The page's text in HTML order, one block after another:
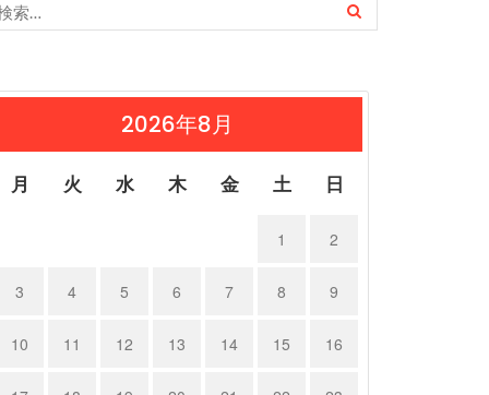
2026年8月
月 火 水 木 金 土 日
1 2
3 4 5 6 7 8 9
10 11 12 13 14 15 16